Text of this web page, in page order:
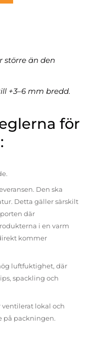
större än den
+3–6 mm bredd.
för
Den ska
Detta gäller särskilt
där
i en varm
kommer
luftfuktighet, där
spackling och
ventilerat lokal och
på packningen.